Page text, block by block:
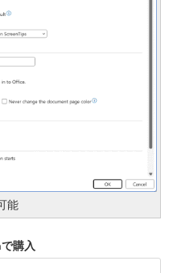
能
購入